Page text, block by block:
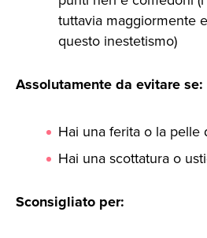
tuttavia maggiormente
questo inestetismo)
Assolutamente da evitare se:
Hai una ferita o la pelle
Hai una scottatura o
Sconsigliato per: